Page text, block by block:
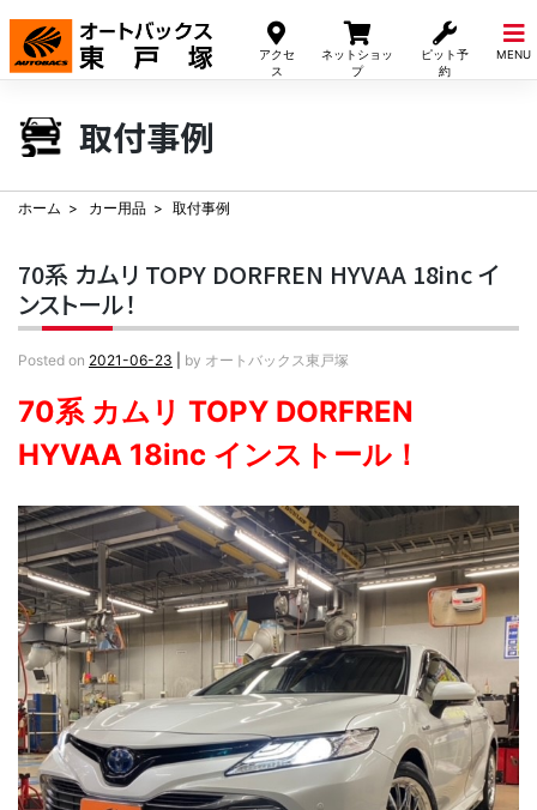
アクセ
ス
ネットショッ
プ
ピット予
約
MENU
Skip
content
取付事例
ホーム カー用品 取付事例
70系 カムリ TOPY DORFREN HYVAA 18inc イ
ンストール！
Posted on 2021-06-23 by オートバックス東戸塚
70系 カムリ TOPY DORFREN
HYVAA 18inc インストール！